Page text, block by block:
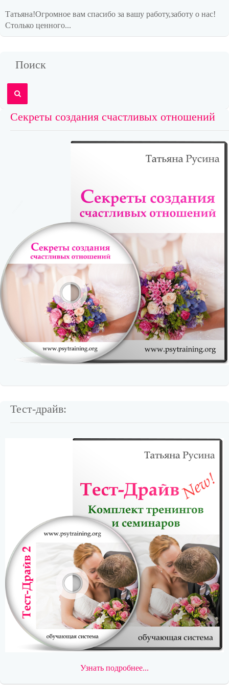
Татьяна!Огромное вам спасибо за вашу работу,заботу о нас!
Столько ценного...
Поиск
Секреты создания счастливых отношений
Тест-драйв:
Узнать подробнее...